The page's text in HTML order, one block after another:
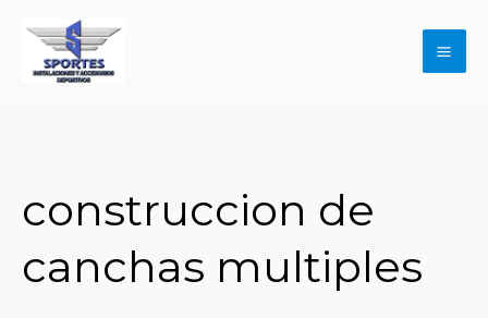
contenido
construccion de
canchas multiples